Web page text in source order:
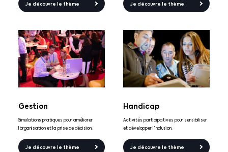
Je découvre le thème Je découvre le thème
Gestion
Simulations pratiques pour améliorer
l’organisation et la prise de décision.
Je découvre le thème
Handicap
Activités participatives pour sensibiliser
et développer l’inclusion.
Je découvre le thème